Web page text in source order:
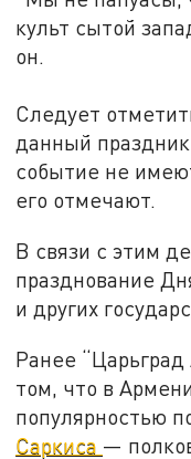
культ сытой
он.
Следует
данный
событие не
его отмечают.
В связи с этим
празднование
и других
Ранее
том, что в
популярностью
Саркиса —